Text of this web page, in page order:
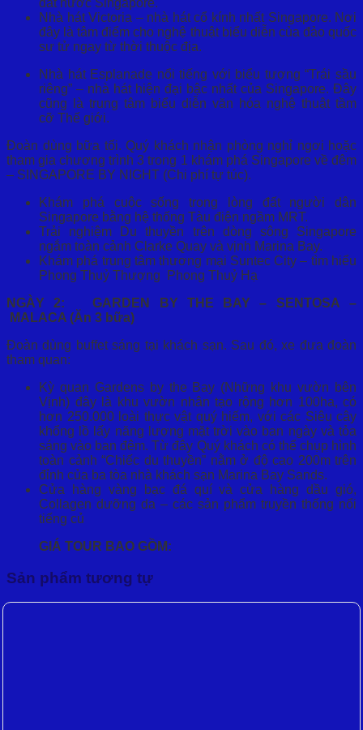
Nhà hát Victoria – nhà hát cổ kính nhất Singapore. Nơi
đây là tâm điểm cho nghệ thuật biểu diễn của đảo quốc
sư tử ngay từ thời thuộc địa.
Nhà hát Esplanade nổi tiếng với biểu tượng “Trái sầu
riêng” – nhà hát hiện đại bậc nhất của Singapore. Đây
cũng là trung tâm biểu diễn văn hóa nghệ thuật tầm
cỡ Thế giới.
Đoàn dùng bữa tối. Quý khách nhận phòng nghỉ ngơi hoặc
tham gia chương trình 3 trong 1 khám phá Singapore về đêm
– SINGAPORE BY NIGHT (Chi phí tự túc).
Khám phá cuộc sống trong lòng đất người dân
Singapore bằng hệ thống Tàu điện ngầm MRT.
Trải nghiệm Du thuyền trên dòng sông Singapore
ngắm toàn cảnh Clarke Quay và vịnh Marina Bay.
Khám phá trung tâm thương mại Suntec City – tìm hiểu
Phong Thuỷ Thượng Phong Thuỷ Hạ
NGÀY 2: GARDEN BY THE BAY– SENTOSA
–
MALACA (Ăn 3 bữa)
Đoàn dùng buffet sáng tại khách sạn. Sau đó, xe đưa đoàn
tham quan:
Kỳ quan Gardens by the Bay (Những khu vườn bên
Vịnh) đây là khu vườn nhân tạo rộng hơn 100ha, có
hơn 250.000 loài thực vật quý hiếm, với các Siêu cây
khổng lồ lấy năng l ượng mặt trời vào ban ngày và tỏa
sáng vào ban đêm. Từ đây Quý khách có thể chụp hình
toàn cảnh “Chiếc du thuyền” nằm ở độcao 200m trên
đỉnh của ba tòa nhà khách sạn Marina Bay Sands.
Cửa hàng vàng bạc đá quí và cửa hàng dầu gió,
Collagen dưỡng da – các sản phẩm truyền thống nổi
tiếng củ
GIÁ TOUR BAO GỒM:
Sản phẩm tương tự